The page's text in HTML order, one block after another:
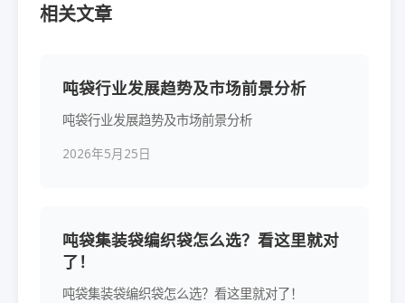
相关文章
吨袋行业发展趋势及市场前景分析
吨袋行业发展趋势及市场前景分析
2026年5月25日
吨袋集装袋编织袋怎么选？看这里就对
了！
吨袋集装袋编织袋怎么选？看这里就对了！